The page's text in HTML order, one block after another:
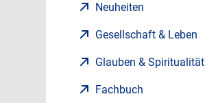
Neuheiten
Gesellschaft & Leben
Glauben & Spiritualität
Fachbuch